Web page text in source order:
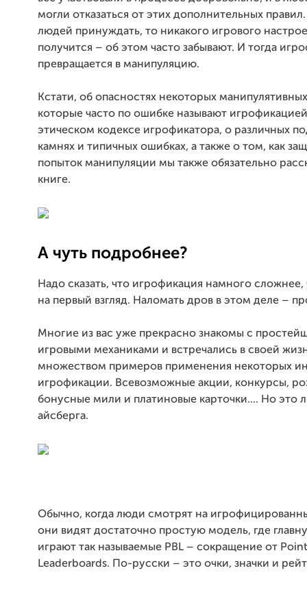
могли отказаться от этих дополнительных
людей принуждать, то никакого игрового
получится – об этом часто забывают. И тогда
превращается в манипуляцию.
Кстати, об опасностях некоторых
которые часто по ошибке называют
этическом кодексе игрофикатора, о различных
камнях и типичных ошибках, а также о том, как
попыток манипуляции мы также обязательно
книге.
А чуть подробнее?
Надо сказать, что игрофикация намного сложнее,
на первый взгляд. Наломать дров в этом деле –
Многие из вас уже прекрасно знакомы с
игровыми механиками и встречались в своей
множеством примеров применения некоторых
игрофикации. Всевозможные акции, конкурсы,
бонусные мили и платиновые карточки.... Но это
айсберга.
Обычно, когда люди смотрят на
они видят достаточно простую модель, где
играют так называемые PBL – сокращение от
Leaderboards. По-русски – это очки, значки и